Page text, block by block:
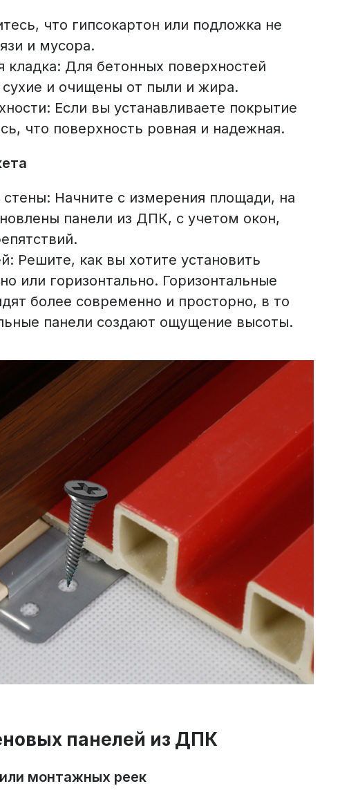
что гипсокартон или подложка не
и мусора.
кладка: Для бетонных поверхностей
сухие и очищены от пыли и жира.
Если вы устанавливаете покрытие
что поверхность ровная и надежная.
Начните с измерения площади, на
панели из ДПК, с учетом окон,
Решите, как вы хотите установить
или горизонтально. Горизонтальные
более современно и просторно, в то
панели создают ощущение высоты.
панелей из ДПК
монтажных реек